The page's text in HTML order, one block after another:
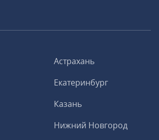
Астрахань
Екатеринбург
Казань
Нижний Новгород